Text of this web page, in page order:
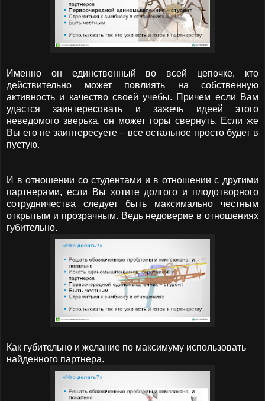
Именно он единственный во всей цепочке, кто
действительно может повлиять на собственную
активность и качество своей учебы. Причем если Вам
удастся заинтересовать и зажечь идеей этого
неведомого зверька, он может горы свернуть. Если же
Вы его не заинтересуете – все остальное просто будет в
пустую.
И в отношении со студентами и в отношении с другими
партнерами, если Вы хотите долгого и плодотворного
сотрудничества следует быть максимально честным
открытым и прозрачным. Ведь недоверие в отношениях
губительно.
Как губительно и желание по максимуму использовать
найденного партнера.